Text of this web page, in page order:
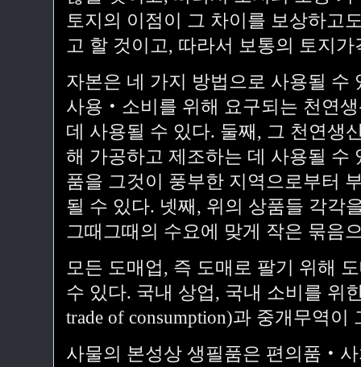
토지의 이점이 그 차이를 보상하고
고 할 것이고, 따라서 보통의 토지
자본은 네 가지 방법으로 사용될 수
사용‧소비를 위해 요구되는 천연생
데 사용될 수 있다. 둘째, 그 천연생
해 가공하고 제조하는 데 사용될 수
품을 그것이 풍부한 지역으로부터
될 수 있다. 넷째, 위의 상품들 각각
그때그때의 수요에 맞게 작은 묶음
모든 도매업, 즉 도매로 팔기 위해
수 있다. 국내 상업, 국내 소비를 위
trade of consumption)과 중개무역이
사물의 본성상 생필품은 편의품‧